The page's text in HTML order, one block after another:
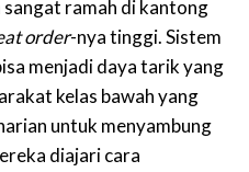
ramah di kantong
order-nya tinggi. Sistem
menjadi daya tarik yang
kelas bawah yang
untuk menyambung
diajari cara